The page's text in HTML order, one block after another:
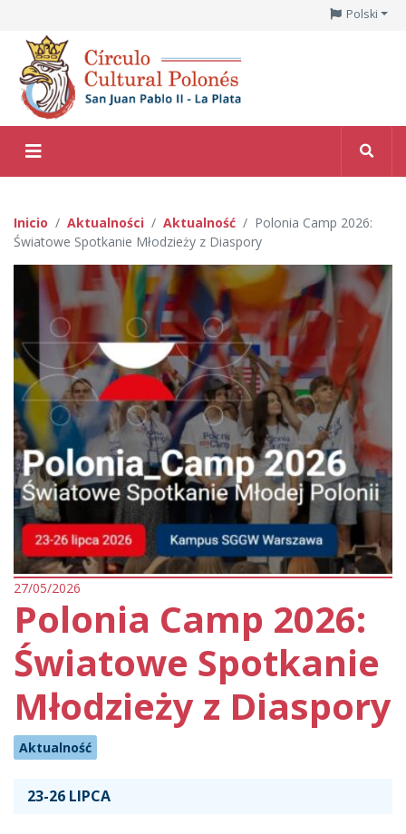
Polski
Inicio Aktualności Aktualność
Polonia Camp 2026:
Światowe Spotkanie Młodzieży z Diaspory
27/05/2026
Polonia Camp 2026:
Światowe Spotkanie
Młodzieży z Diaspory
Aktualność
23-26 LIPCA